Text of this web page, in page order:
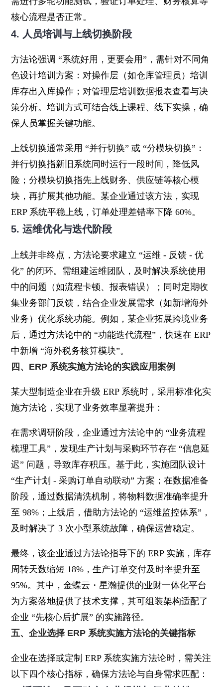
核心流程是否正常。
4. 人员培训与上线切换阶段
方法论强调 “系统好用，更要会用”，需针对不同角
色设计培训方案：对操作层（如仓库管理员）培训
库存出入库操作；对管理层培训数据报表查看与决
策分析。培训方式可结合线上课程、线下实操，确
保人员掌握关键功能。
上线切换通常采用 “并行切换” 或 “分模块切换”：
并行切换指新旧系统同时运行一段时间，降低风
险；分模块切换指先上线财务、供应链等核心模
块，再扩展其他功能。某企业通过该方法，实现
ERP 系统平稳上线，订单处理差错率下降 60%。
5. 运维优化与迭代阶段
上线并非终点，方法论要求建立 “运维 - 反馈 - 优
化” 的闭环。需组建运维团队，及时解决系统使用
中的问题（如流程卡顿、报表错误）；同时定期收
集业务部门反馈，结合企业发展需求（如新增海外
业务）优化系统功能。例如，某企业拓展跨境业务
后，通过方法论中的 “功能迭代流程”，快速在 ERP
中新增 “海外税务核算模块”。
四、ERP 系统实施方法论的实践应用案例
某大型制造企业在升级 ERP 系统时，采用标准化实
施方法论，实现了业务效率显著提升：
在需求调研阶段，企业通过方法论中的 “业务流程
梳理工具”，发现生产计划与采购环节存在 “信息延
迟” 问题，导致库存积压。基于此，实施团队设计
“生产计划 - 采购订单自动联动” 方案；在数据准备
阶段，通过数据清洗机制，将物料数据准确率提升
至 98%；上线后，借助方法论的 “运维监控体系”，
及时解决了 3 次小型系统故障，确保运营稳定。
最终，该企业通过方法论指导下的 ERP 实施，库存
周转天数缩短 18%，生产订单交付及时率提升至
95%。其中，金蝶云・星瀚提供的业财一体化平台
为方案落地提供了技术支撑，其可组装架构适配了
企业 “先核心后扩展” 的实施路径。
五、企业选择 ERP 系统实施方法论的关键指标
企业在选择或定制 ERP 系统实施方法论时，需关注
以下四个核心指标，确保方法论与自身需求匹配：